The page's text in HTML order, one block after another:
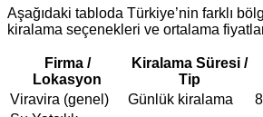
Aşağıdaki tabloda Türkiye’nin farklı
kiralama seçenekleri ve ortalama
Firma /
Lokasyon
Kiralama Süresi /
Tip
Viravira (genel)
Günlük kiralama